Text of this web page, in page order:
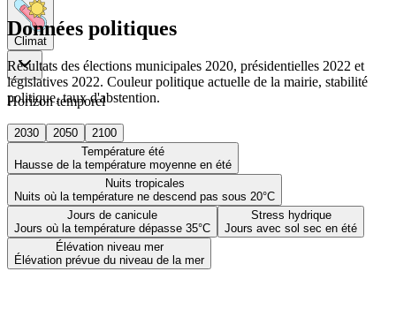
Climat
Horizon temporel
2030 2050
2100
Température été
Hausse de la température moyenne en été
Nuits tropicales
Nuits où la température ne descend pas sous 20°C
Jours de canicule
Jours où la température dépasse 35°C
Stress hydrique
Jours avec sol sec en été
Élévation niveau mer
Élévation prévue du niveau de la mer
Données politiques
Résultats des élections municipales 2020, présidentielles 2022 et
législatives 2022. Couleur politique actuelle de la mairie, stabilité
politique, taux d'abstention.